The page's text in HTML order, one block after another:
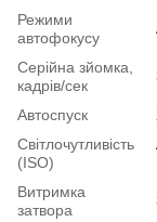
Режими
автофокусу
Серійна зйомка,
кадрів/сек
Автоспуск
Світлочутливість
(ISO)
Витримка
затвора